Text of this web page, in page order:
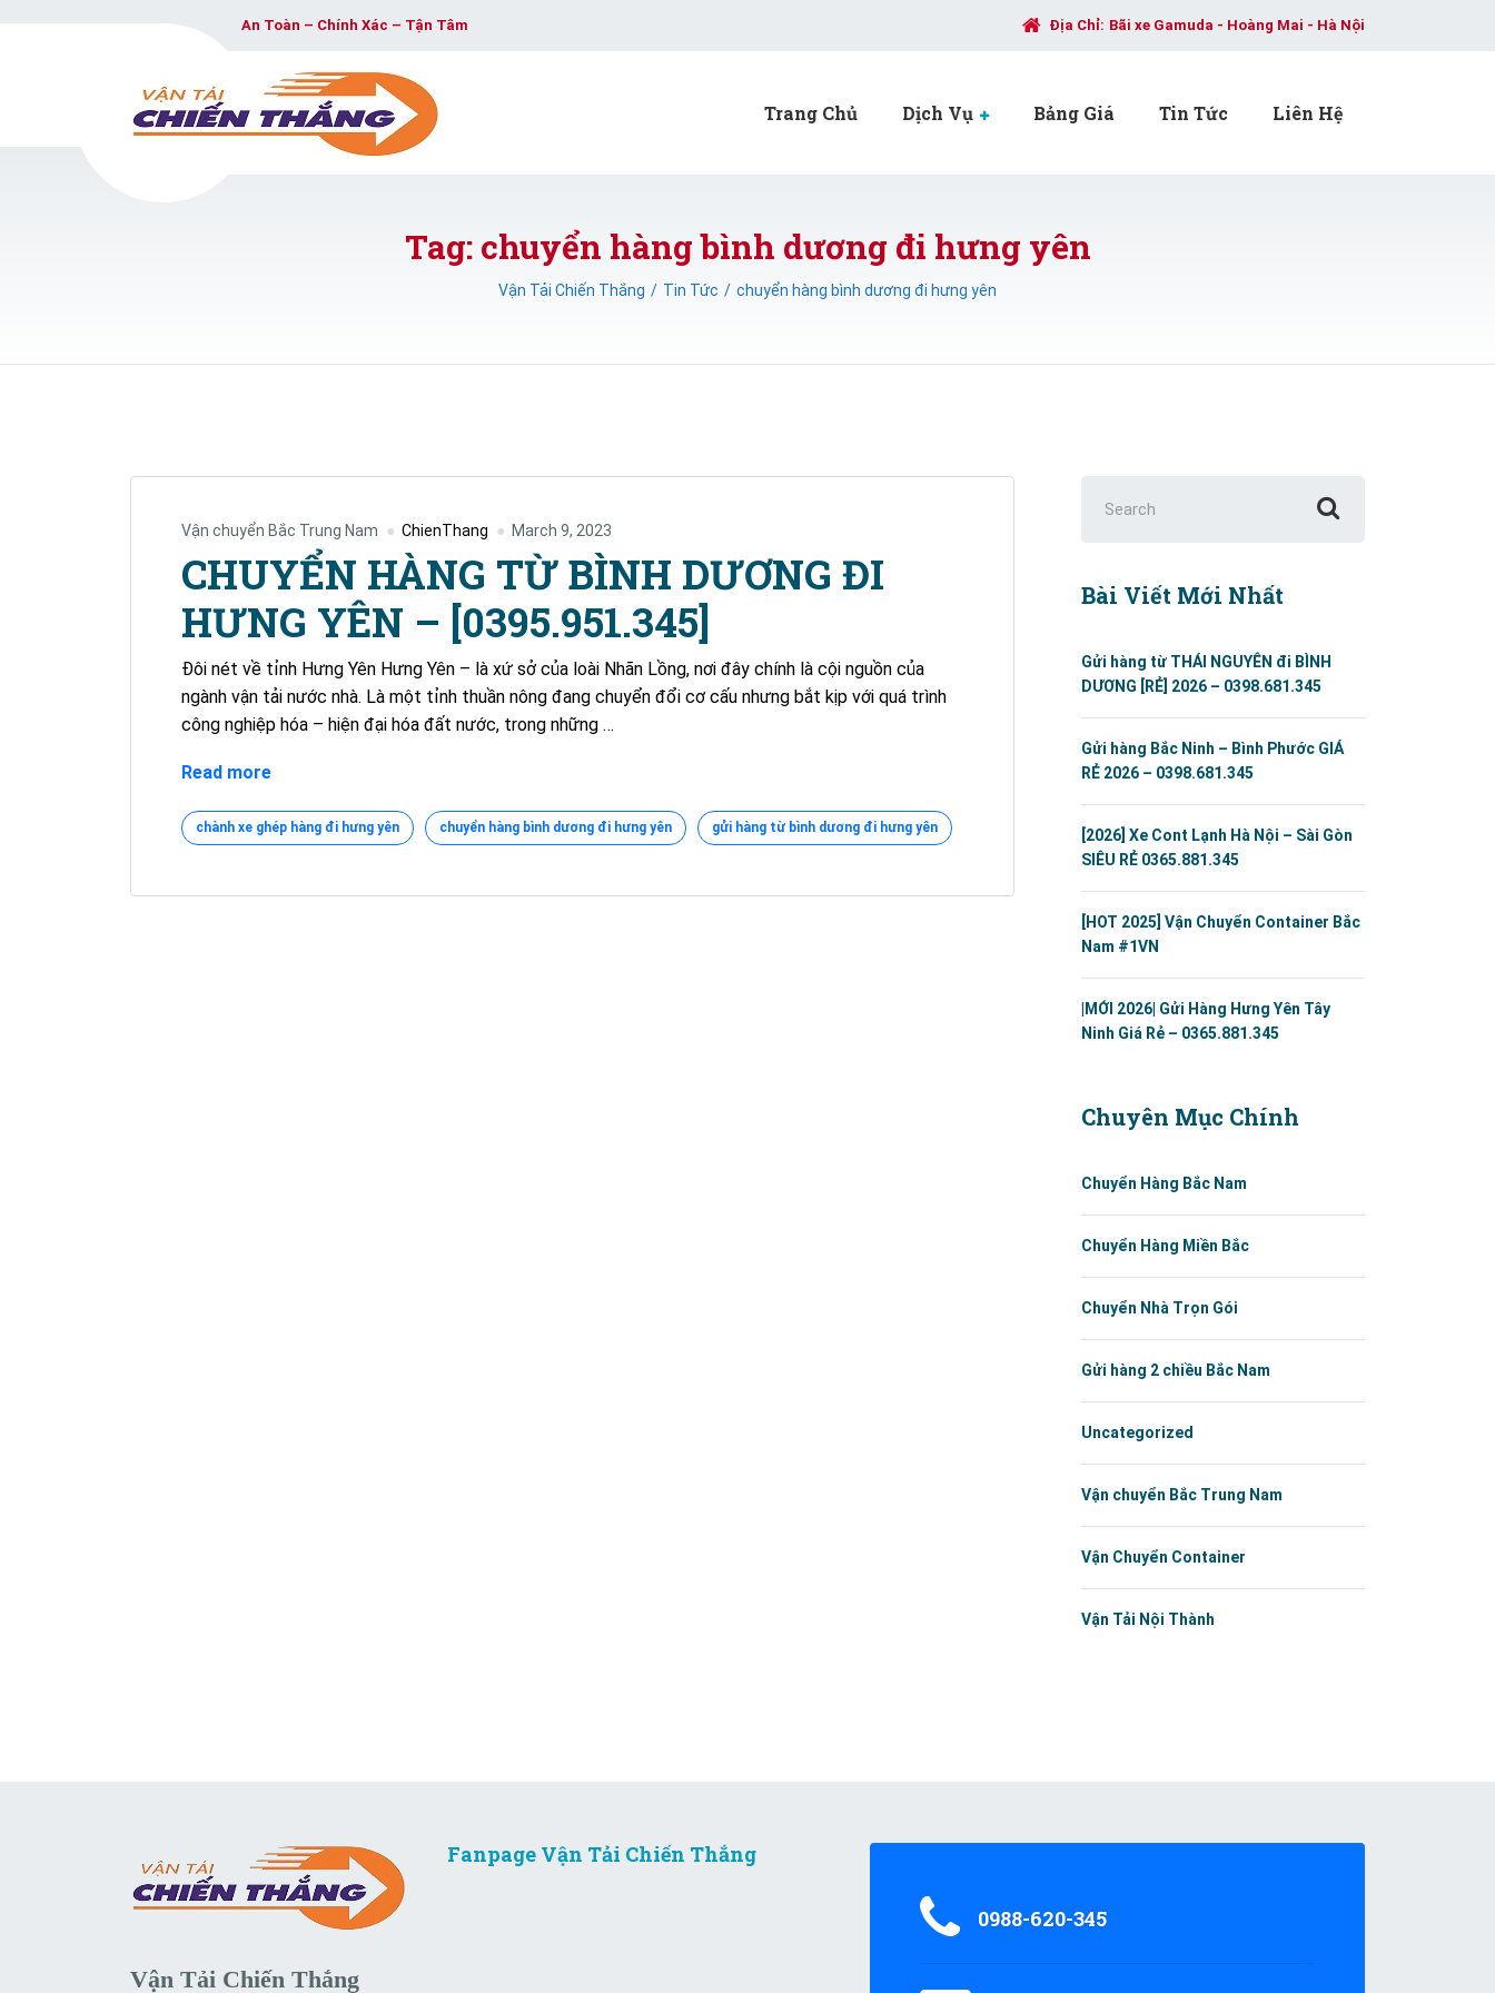
An Toàn – Chính Xác – Tận Tâm Địa Chỉ: Bãi xe Gamuda - Hoàng Mai - Hà Nội
Trang Chủ Dịch Vụ Bảng Giá Tin Tức Liên Hệ
Tag: chuyển hàng bình dương đi hưng yên
Vận Tải Chiến Thắng Tin Tức chuyển hàng bình dương đi hưng yên
Vận chuyển Bắc Trung Nam ChienThang March 9, 2023
CHUYỂN HÀNG TỪ BÌNH DƯƠNG ĐI
HƯNG YÊN – [0395.951.345]
Đôi nét về tỉnh Hưng Yên Hưng Yên – là xứ sở của loài Nhãn Lồng, nơi đây chính là cội nguồn của
ngành vận tải nước nhà. Là một tỉnh thuần nông đang chuyển đổi cơ cấu nhưng bắt kịp với quá trình
công nghiệp hóa – hiện đại hóa đất nước, trong những …
Read moreCHUYỂN
TỪ
chành xe ghép hàng đi hưng yên chuyển hàng bình dương đi hưng yên gửi hàng từ bình dương đi hưng yên
for:
Bài Viết Mới Nhất
Gửi hàng từ THÁI NGUYÊN đi BÌNH
DƯƠNG [RẺ] 2026 – 0398.681.345
Gửi hàng Bắc Ninh – Bình Phước GIÁ
RẺ 2026 – 0398.681.345
[2026] Xe Cont Lạnh Hà Nội – Sài Gòn
SIÊU RẺ 0365.881.345
[HOT 2025] Vận Chuyển Container Bắc
Nam #1VN
|MỚI 2026| Gửi Hàng Hưng Yên Tây
Ninh Giá Rẻ – 0365.881.345
Chuyên Mục Chính
Chuyển Hàng Bắc Nam
Chuyển Hàng Miền Bắc
Chuyển Nhà Trọn Gói
Gửi hàng 2 chiều Bắc Nam
Uncategorized
Vận chuyển Bắc Trung Nam
Vận Chuyển Container
Vận Tải Nội Thành
Vận Tải Chiến Thắng
Fanpage Vận Tải Chiến Thắng
0988-620-345